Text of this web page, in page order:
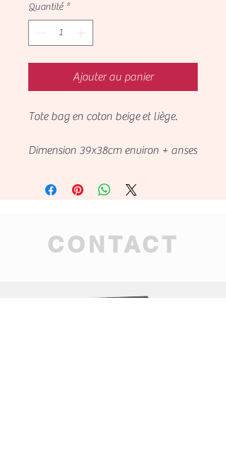
Quantité *
Ajouter au panier
Tote bag en coton beige et liège.
Dimension 39x38cm environ + anses
CONTACT